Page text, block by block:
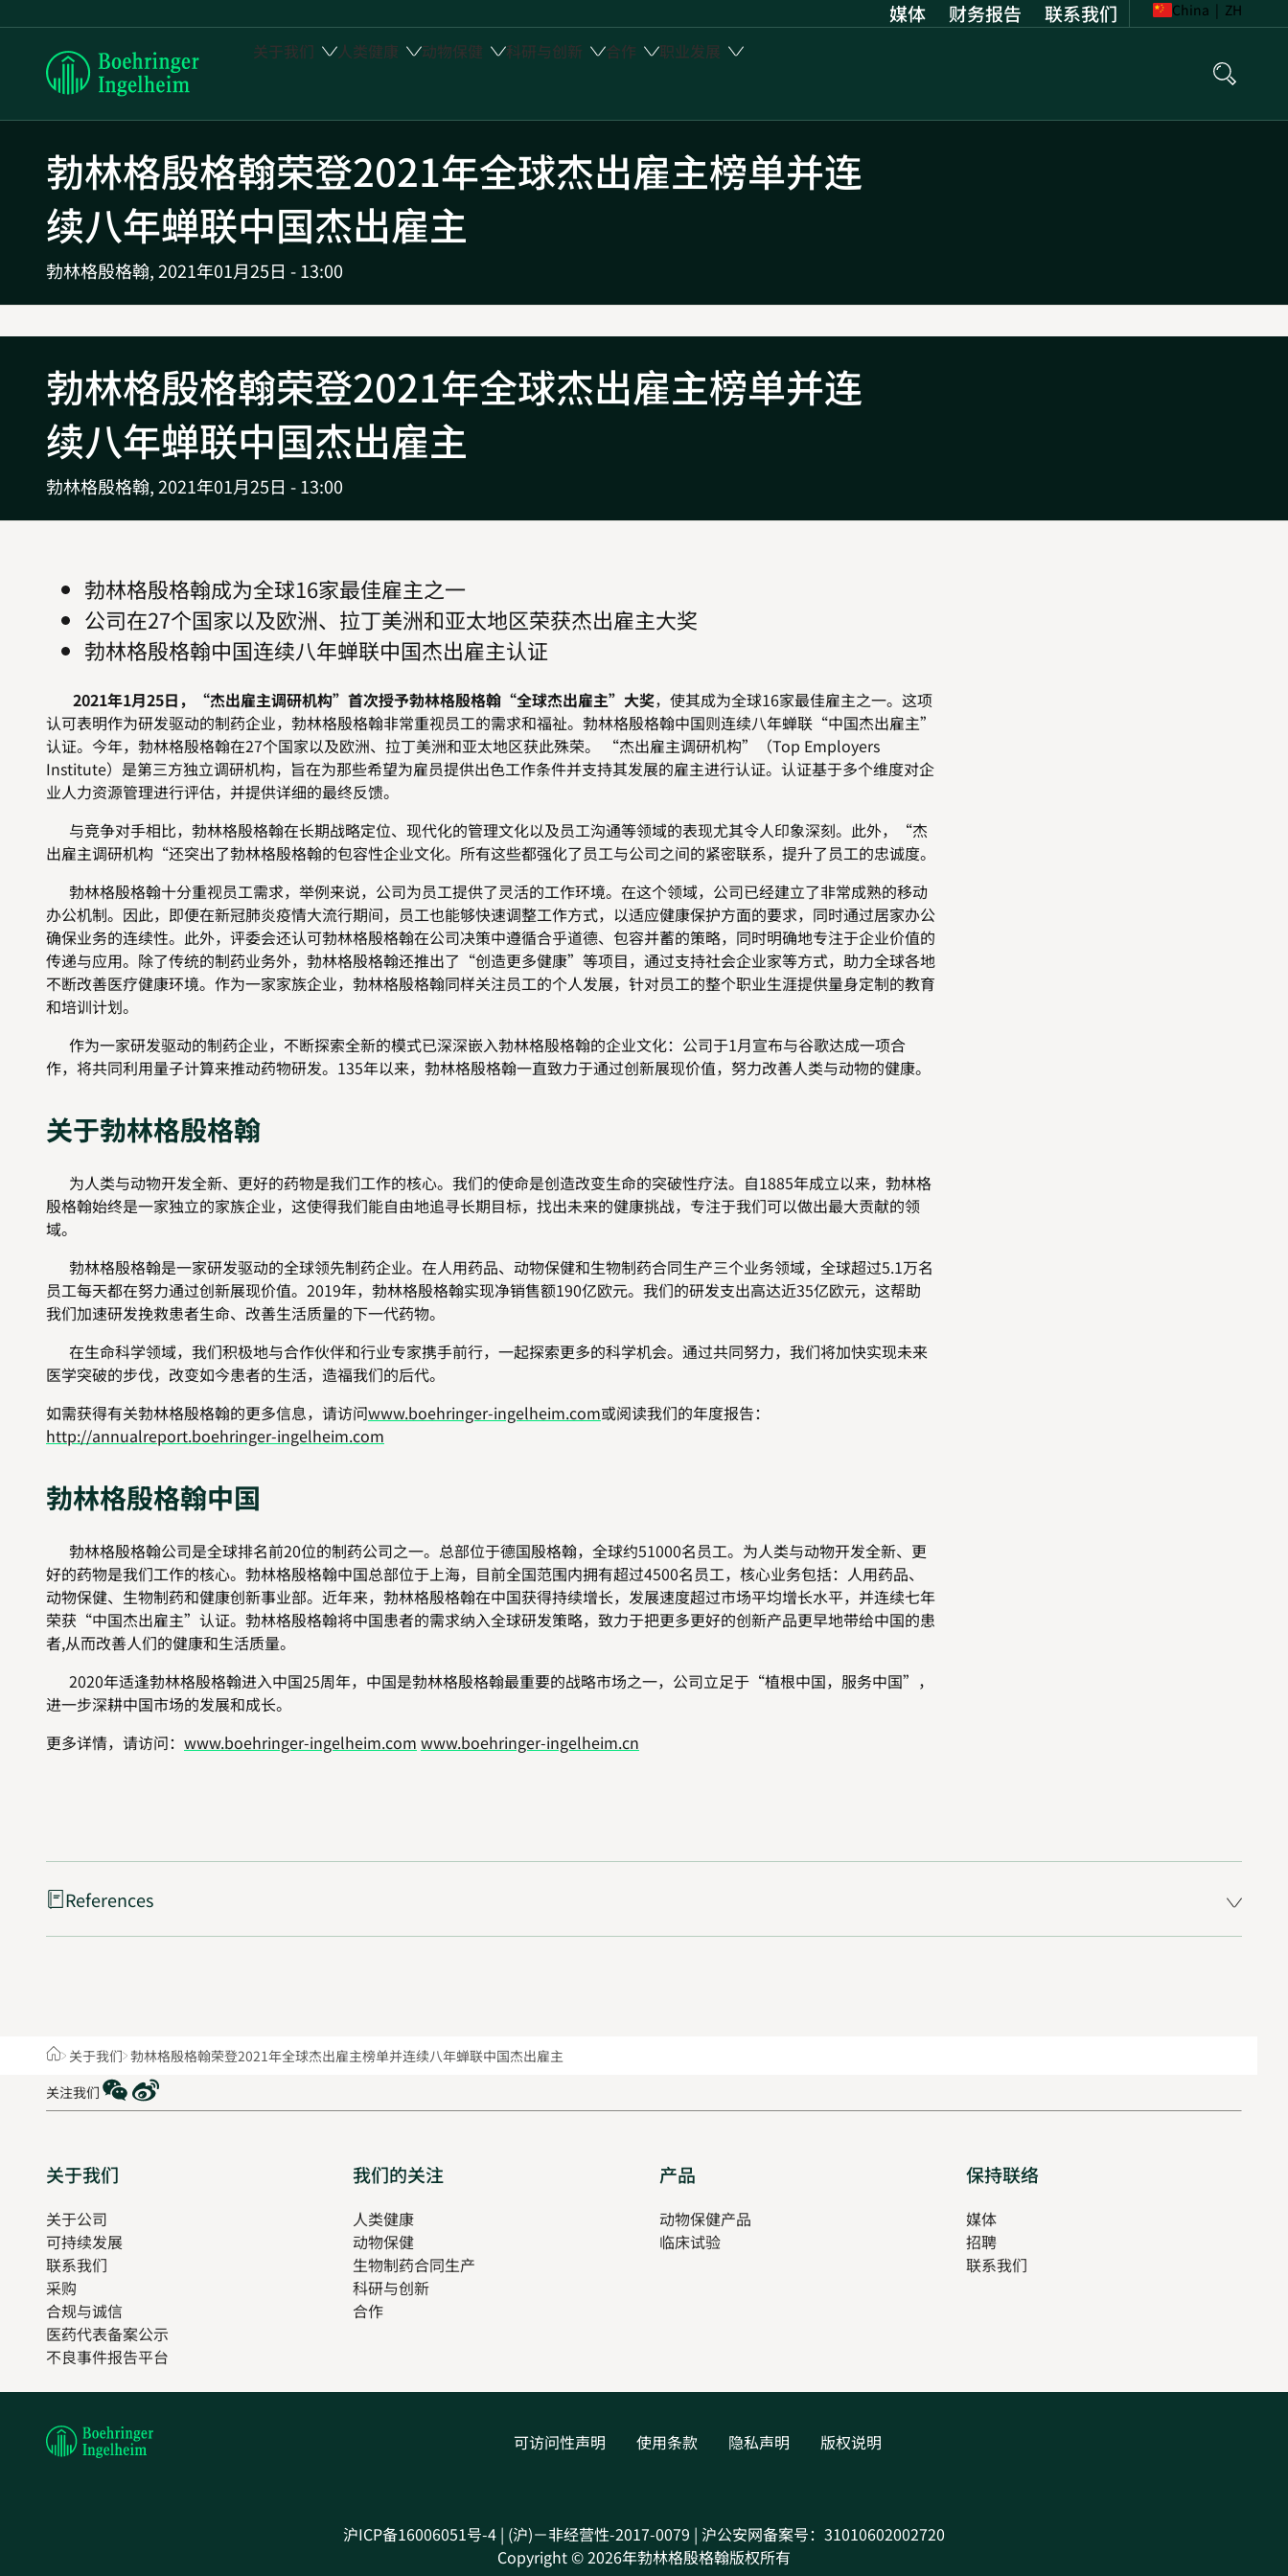
媒体 财务报告 Opens
联系我们 China | ZH
Boehringer
关于我们 人类健康 动物保健 科研与创新 合作 职业发展
勃林格殷格翰荣登2021年全球杰出雇主榜单并连
续八年蝉联中国杰出雇主
勃林格殷格翰,2021年01月25日 - 13:00
勃林格殷格翰荣登2021年全球杰出雇主榜单并连
续八年蝉联中国杰出雇主
勃林格殷格翰,2021年01月25日 - 13:00
勃林格殷格翰成为全球16家最佳雇主之一
公司在27个国家以及欧洲、拉丁美洲和亚太地区荣获杰出雇主大奖
勃林格殷格翰中国连续八年蝉联中国杰出雇主认证
2021年1月25日， “杰出雇主调研机构”首次授予勃林格殷格翰“全球杰出雇主”大奖，使其成为全球16家最佳雇主之一。这项
认可表明作为研发驱动的制药企业，勃林格殷格翰非常重视员工的需求和福祉。勃林格殷格翰中国则连续八年蝉联“中国杰出雇主”
认证。今年，勃林格殷格翰在27个国家以及欧洲、拉丁美洲和亚太地区获此殊荣。 “杰出雇主调研机构”（Top Employers
Institute）是第三方独立调研机构，旨在为那些希望为雇员提供出色工作条件并支持其发展的雇主进行认证。认证基于多个维度对企
业人力资源管理进行评估，并提供详细的最终反馈。
与竞争对手相比，勃林格殷格翰在长期战略定位、现代化的管理文化以及员工沟通等领域的表现尤其令人印象深刻。此外，“杰
出雇主调研机构“还突出了勃林格殷格翰的包容性企业文化。所有这些都强化了员工与公司之间的紧密联系，提升了员工的忠诚度。
勃林格殷格翰十分重视员工需求，举例来说，公司为员工提供了灵活的工作环境。在这个领域，公司已经建立了非常成熟的移动
办公机制。因此，即便在新冠肺炎疫情大流行期间，员工也能够快速调整工作方式，以适应健康保护方面的要求，同时通过居家办公
确保业务的连续性。此外，评委会还认可勃林格殷格翰在公司决策中遵循合乎道德、包容并蓄的策略，同时明确地专注于企业价值的
传递与应用。除了传统的制药业务外，勃林格殷格翰还推出了“创造更多健康”等项目，通过支持社会企业家等方式，助力全球各地
不断改善医疗健康环境。作为一家家族企业，勃林格殷格翰同样关注员工的个人发展，针对员工的整个职业生涯提供量身定制的教育
和培训计划。
作为一家研发驱动的制药企业，不断探索全新的模式已深深嵌入勃林格殷格翰的企业文化：公司于1月宣布与谷歌达成一项合
作，将共同利用量子计算来推动药物研发。135年以来，勃林格殷格翰一直致力于通过创新展现价值，努力改善人类与动物的健康。
关于勃林格殷格翰
为人类与动物开发全新、更好的药物是我们工作的核心。我们的使命是创造改变生命的突破性疗法。自1885年成立以来，勃林格
殷格翰始终是一家独立的家族企业，这使得我们能自由地追寻长期目标，找出未来的健康挑战，专注于我们可以做出最大贡献的领
域。
勃林格殷格翰是一家研发驱动的全球领先制药企业。在人用药品、动物保健和生物制药合同生产三个业务领域，全球超过5.1万名
员工每天都在努力通过创新展现价值。2019年，勃林格殷格翰实现净销售额190亿欧元。我们的研发支出高达近35亿欧元，这帮助
我们加速研发挽救患者生命、改善生活质量的下一代药物。
在生命科学领域，我们积极地与合作伙伴和行业专家携手前行，一起探索更多的科学机会。通过共同努力，我们将加快实现未来
医学突破的步伐，改变如今患者的生活，造福我们的后代。
如需获得有关勃林格殷格翰的更多信息，请访问www.boehringer-ingelheim.com或阅读我们的年度报告：
http://annualreport.boehringer-ingelheim.com
勃林格殷格翰中国
勃林格殷格翰公司是全球排名前20位的制药公司之一。总部位于德国殷格翰，全球约51000名员工。为人类与动物开发全新、更
好的药物是我们工作的核心。勃林格殷格翰中国总部位于上海，目前全国范围内拥有超过4500名员工，核心业务包括：人用药品、
动物保健、生物制药和健康创新事业部。近年来，勃林格殷格翰在中国获得持续增长，发展速度超过市场平均增长水平，并连续七年
荣获“中国杰出雇主”认证。勃林格殷格翰将中国患者的需求纳入全球研发策略，致力于把更多更好的创新产品更早地带给中国的患
者,从而改善人们的健康和生活质量。
2020年适逢勃林格殷格翰进入中国25周年，中国是勃林格殷格翰最重要的战略市场之一，公司立足于“植根中国，服务中国”，
进一步深耕中国市场的发展和成长。
更多详情，请访问： www.boehringer-ingelheim.com www.boehringer-ingelheim.cn
References
Home关于我们 勃林格殷格翰荣登2021年全球杰出雇主榜单并连续八年蝉联中国杰出雇主
关注我们
WeChat
Weibo
Sitemap
关于我们
关于公司
可持续发展
联系我们
采购
合规与诚信
医药代表备案公示
不良事件报告平台
我们的关注
tab
人类健康
new
tab
动物保健
生物制药合同生产
科研与创新
合作
产品
new
tab
动物保健产品
临床试验
保持联络
媒体
招聘
in
联系我们
可访问性声明 使用条款 隐私声明 版权说明
沪ICP备16006051号-4 | (沪)－非经营性-2017-0079 | 沪公安网备案号：31010602002720
Copyright © 2026年勃林格殷格翰版权所有